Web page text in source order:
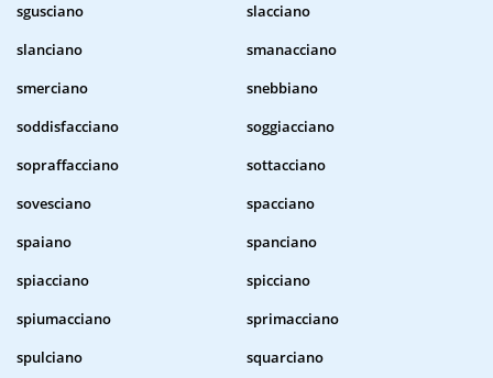
sgusciano
slacciano
slanciano
smanacciano
smerciano
snebbiano
soddisfacciano
soggiacciano
sopraffacciano
sottacciano
sovesciano
spacciano
spaiano
spanciano
spiacciano
spicciano
spiumacciano
sprimacciano
spulciano
squarciano